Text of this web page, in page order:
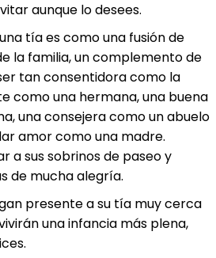
aunque lo desees.
tía es como una fusión de
la familia, un complemento de
tan consentidora como la
como una hermana, una buena
una consejera como un abuelo
amor como una madre.
a sus sobrinos de paseo y
de mucha alegría.
presente a su tía muy cerca
una infancia más plena,